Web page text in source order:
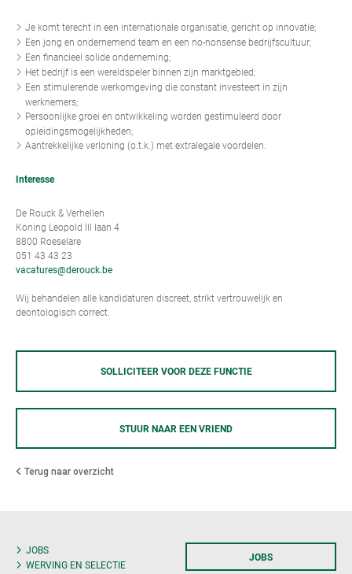
Je komt terecht in een internationale organisatie, gericht op innovatie;
Een jong en ondernemend team en een no-nonsense bedrijfscultuur;
Een financieel solide onderneming;
Het bedrijf is een wereldspeler binnen zijn marktgebied;
Een stimulerende werkomgeving die constant investeert in zijn
werknemers;
Persoonlijke groei en ontwikkeling worden gestimuleerd door
opleidingsmogelijkheden;
Aantrekkelijke verloning (o.t.k.) met extralegale voordelen.
Interesse
De Rouck & Verhellen
Koning Leopold III laan 4
8800 Roeselare
051 43 43 23
vacatures@derouck.be
Wij behandelen alle kandidaturen discreet, strikt vertrouwelijk en
deontologisch correct.
SOLLICITEER VOOR DEZE FUNCTIE
STUUR NAAR EEN VRIEND
Terug naar overzicht
JOBS
WERVING EN SELECTIE
JOBS